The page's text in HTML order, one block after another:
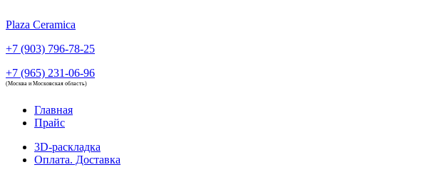
Plaza Ceramica
+7 (903) 796-78-25
+7 (965) 231-06-96
(Москва и Московская область)
Главная
Прайс
3D-раскладка
Оплата. Доставка